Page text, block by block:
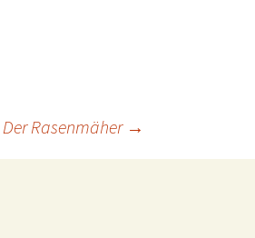
Der Rasenmäher →